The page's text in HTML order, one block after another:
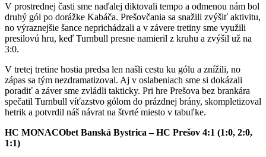
V prostrednej časti sme naďalej diktovali tempo a odmenou nám bol
druhý gól po dorážke Kabáča. Prešovčania sa snažili zvýšiť aktivitu,
no výraznejšie šance neprichádzali a v závere tretiny sme využili
presilovú hru, keď Turnbull presne namieril z kruhu a zvýšil už na
3:0.
V tretej tretine hostia predsa len našli cestu ku gólu a znížili, no
zápas sa tým nezdramatizoval. Aj v oslabeniach sme si dokázali
poradiť a záver sme zvládli takticky. Pri hre Prešova bez brankára
spečatil Turnbull víťazstvo gólom do prázdnej brány, skompletizoval
hetrik a potvrdil náš návrat na štvrté miesto v tabuľke.
HC MONACObet Banská Bystrica – HC Prešov 4:1 (1:0, 2:0,
1:1)